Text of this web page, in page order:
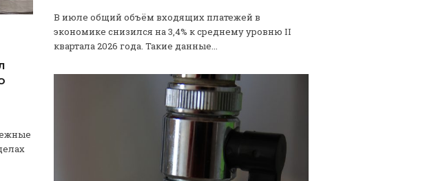
В июле общий объём входящих платежей в
экономике снизился на 3,4% к среднему уровню II
квартала 2026 года. Такие данные...